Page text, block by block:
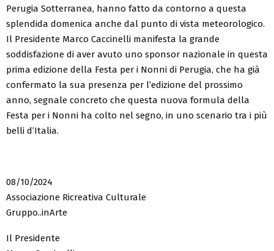
Perugia Sotterranea, hanno fatto da contorno a questa
splendida domenica anche dal punto di vista meteorologico.
Il Presidente Marco Caccinelli manifesta la grande
soddisfazione di aver avuto uno sponsor nazionale in questa
prima edizione della Festa per i Nonni di Perugia, che ha già
confermato la sua presenza per l’edizione del prossimo
anno, segnale concreto che questa nuova formula della
Festa per i Nonni ha colto nel segno, in uno scenario tra i più
belli d’Italia.
08/10/2024
Associazione Ricreativa Culturale
Gruppo..inArte
Il Presidente